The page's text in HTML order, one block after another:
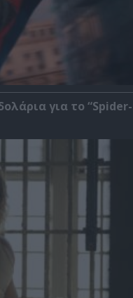
για το “Spider-